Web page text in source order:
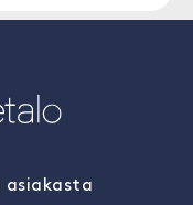
asiakasta